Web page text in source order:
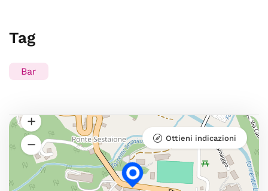
Tag
Bar
Ottieni indicazioni